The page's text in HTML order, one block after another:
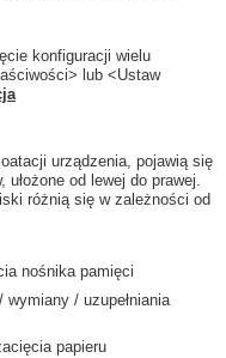
konfiguracji wielu
lub <Ustaw
urządzenia, pojawią się
od lewej do prawej.
różnią się w zależności od
nośnika pamięci
/ uzupełniania
papieru